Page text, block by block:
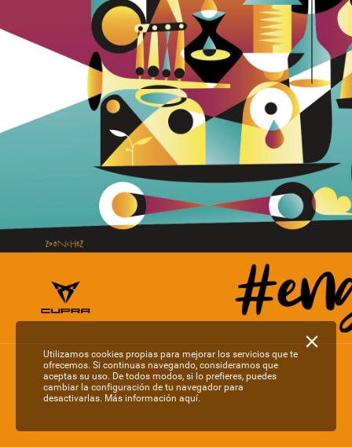
Utilizamos cookies propias para mejorar los servicios que te
ofrecemos. Si continuas navegando, consideramos que
aceptas su uso. De todos modos, si lo prefieres, puedes
cambiar la configuración de tu navegador para
desactivarlas. Más información aquí.